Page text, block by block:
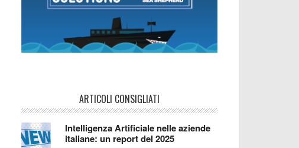
ARTICOLI CONSIGLIATI
Intelligenza Artificiale nelle aziende
italiane: un report del 2025